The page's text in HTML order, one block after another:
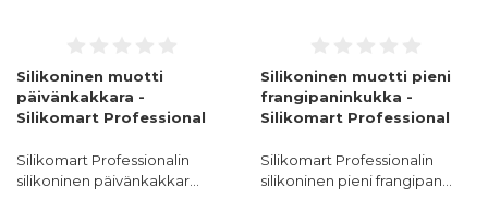
Silikoninen muotti
päivänkakkara -
Silikomart Professional
Silikomart Professionalin
silikoninen päivänkakkar…
Silikoninen muotti pieni
frangipaninkukka -
Silikomart Professional
Silikomart Professionalin
silikoninen pieni frangipan…